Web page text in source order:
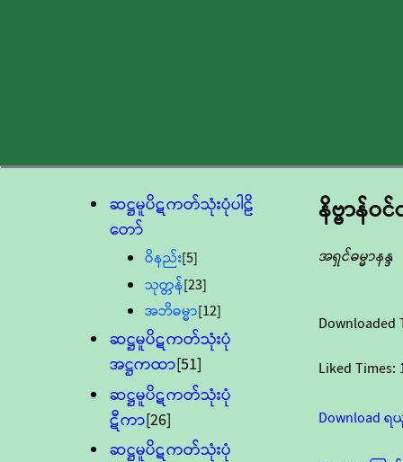
ဆဋ္ဌမူပိဋကတ်သုံးပုံပါဠိ
တော်
ဝိနည်း[5]
သုတ္တန်[23]
အဘိဓမ္မာ[12]
ဆဋ္ဌမူပိဋကတ်သုံးပုံ
အဋ္ဌကထာ[51]
ဆဋ္ဌမူပိဋကတ်သုံးပုံ
ဋီကာ[26]
ဆဋ္ဌမူပိဋကတ်သုံးပုံ
နိဗ္ဗာန်
အရှင်ဓမ္မာနန္ဒ
Downloaded
Liked Times:
Download